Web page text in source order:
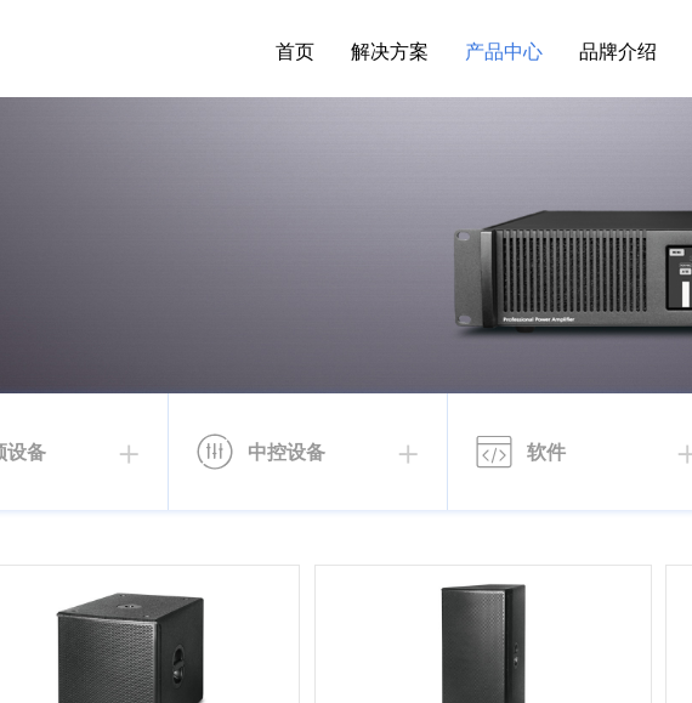
首页 解决方案 产品中心 品牌介绍
设备 中控设备 软件